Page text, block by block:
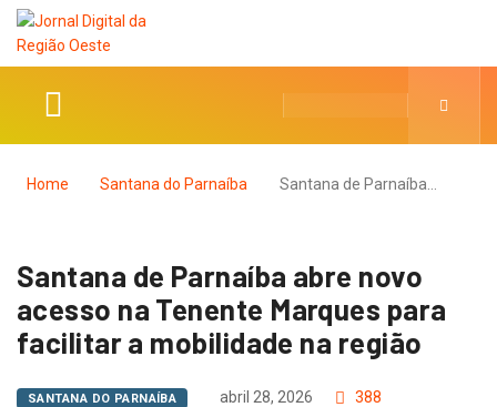
Home Santana do Parnaíba Santana de Parnaíba…
Santana de Parnaíba abre novo
acesso na Tenente Marques para
facilitar a mobilidade na região
SANTANA DO PARNAÍBA abril 28, 2026 388